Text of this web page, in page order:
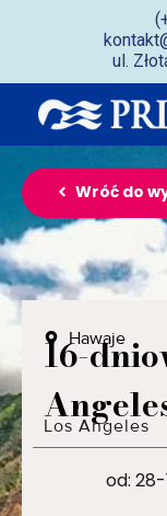
ul.
Wróć do
Hawaje
16-
Los Angeles
od: 28-